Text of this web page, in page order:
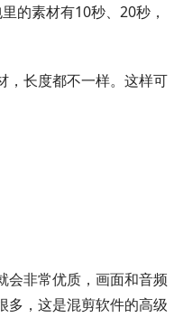
的素材有10秒、20秒，
，长度都不一样。这样可
会非常优质，画面和音频
多，这是混剪软件的高级